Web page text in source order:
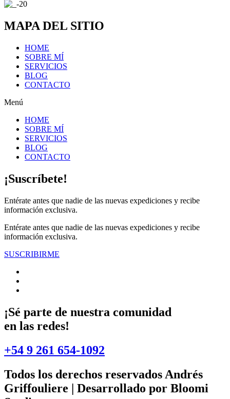
MAPA DEL SITIO
HOME
SOBRE MÍ
SERVICIOS
BLOG
CONTACTO
Menú
HOME
SOBRE MÍ
SERVICIOS
BLOG
CONTACTO
¡Suscríbete!
Entérate antes que nadie de las nuevas expediciones y recibe
información exclusiva.
Entérate antes que nadie de las nuevas expediciones y recibe
información exclusiva.
SUSCRIBIRME
¡Sé parte de nuestra comunidad
en las redes!
+54 9 261 654-1092
Todos los derechos reservados Andrés
Griffouliere | Desarrollado por Bloomi